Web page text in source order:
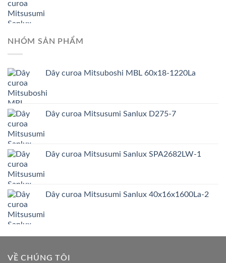
NHÓM SẢN PHẨM
Dây curoa Mitsuboshi MBL 60x18-1220La
Dây curoa Mitsusumi Sanlux D275-7
Dây curoa Mitsusumi Sanlux SPA2682LW-1
Dây curoa Mitsusumi Sanlux 40x16x1600La-2
VỀ CHÚNG TÔI